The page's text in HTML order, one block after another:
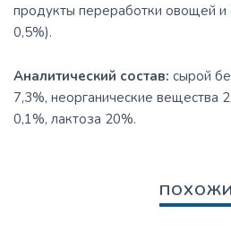
продукты переработки овощей и
0,5%).
Аналитический состав: сырой
7,3%, неорганические вещества
0,1%, лактоза 20%.